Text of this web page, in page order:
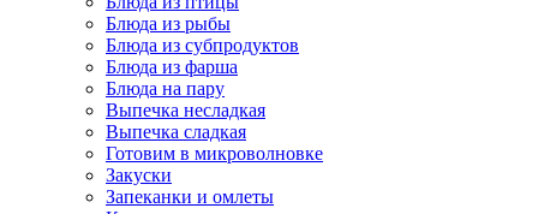
Блюда из рыбы
Блюда из субпродуктов
Блюда из фарша
Блюда на пару
Выпечка несладкая
Выпечка сладкая
Готовим в микроволновке
Закуски
Запеканки и омлеты